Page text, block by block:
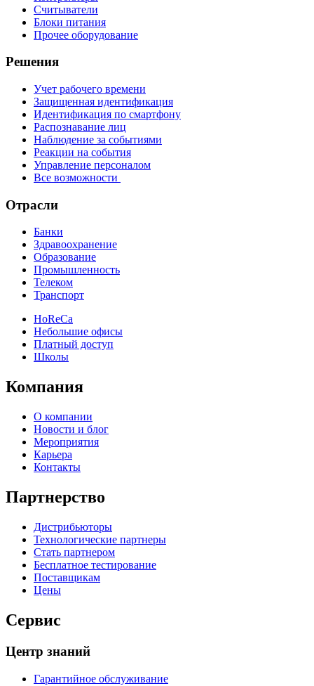
Считыватели
Блоки питания
Прочее оборудование
Решения
Учет рабочего времени
Защищенная идентификация
Идентификация по смартфону
Распознавание лиц
Наблюдение за событиями
Реакции на события
Управление персоналом
Все возможности
Отрасли
Банки
Здравоохранение
Образование
Промышленность
Телеком
Транспорт
HoReCa
Небольшие офисы
Платный доступ
Школы
Компания
О компании
Новости и блог
Мероприятия
Карьера
Контакты
Партнерство
Дистрибьюторы
Технологические партнеры
Стать партнером
Бесплатное тестирование
Поставщикам
Цены
Сервис
Центр знаний
Гарантийное обслуживание